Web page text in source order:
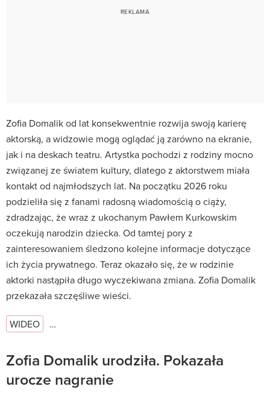
Zofia Domalik od lat konsekwentnie rozwija swoją karierę
aktorską, a widzowie mogą oglądać ją zarówno na ekranie,
jak i na deskach teatru. Artystka pochodzi z rodziny mocno
związanej ze światem kultury, dlatego z aktorstwem miała
kontakt od najmłodszych lat. Na początku 2026 roku
podzieliła się z fanami radosną wiadomością o ciąży,
zdradzając, że wraz z ukochanym Pawłem Kurkowskim
oczekują narodzin dziecka. Od tamtej pory z
zainteresowaniem śledzono kolejne informacje dotyczące
ich życia prywatnego. Teraz okazało się, że w rodzinie
aktorki nastąpiła długo wyczekiwana zmiana. Zofia Domalik
przekazała szczęśliwe wieści.
WIDEO …
Zofia Domalik urodziła. Pokazała
urocze nagranie